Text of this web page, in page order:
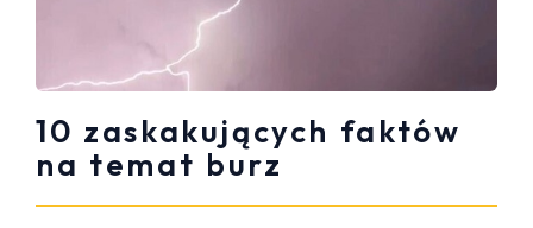
10 zaskakujących faktów
na temat burz